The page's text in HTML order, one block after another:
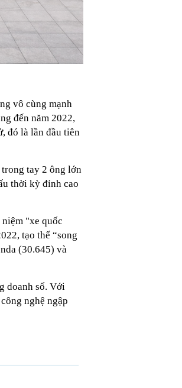
vô cùng mạnh
đến năm 2022,
đó là lần đầu tiên
tay 2 ông lớn
thời kỳ đỉnh cao
"xe quốc
tạo thế “song
(30.645) và
doanh số. Với
nghệ ngập